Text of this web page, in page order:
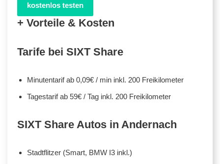
kostenlos testen
+ Vorteile & Kosten
Tarife bei SIXT Share
Minutentarif ab 0,09€ / min inkl. 200 Freikilometer
Tagestarif ab 59€ / Tag inkl. 200 Freikilometer
SIXT Share Autos in Andernach
Stadtflitzer (Smart, BMW I3 inkl.)